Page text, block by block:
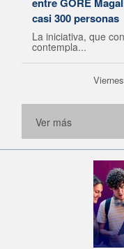
casi 300 personas
La iniciativa, que
contempla...
Ver más